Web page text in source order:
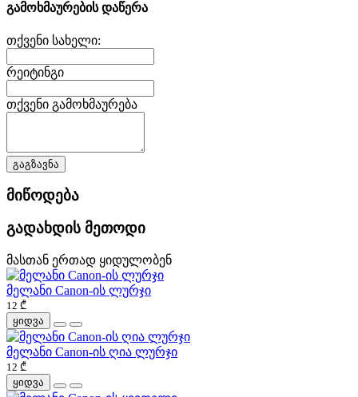
გამოხმაურების დაწერა
თქვენი სახელი:
რეიტინგი
თქვენი გამოხმაურება
გაგზავნა
მიწოდება
გადახდის მეთოდი
მასთან ერთად ყიდულობენ
მელანი Canon-ის ლურჯი
12 ₾
ყიდვა
მელანი Canon-ის ღია ლურჯი
12 ₾
ყიდვა